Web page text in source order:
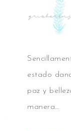
estado
paz y
manera…